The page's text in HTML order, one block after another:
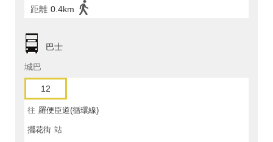
距離 0.4km
巴士
城巴
12
往 羅便臣道(循環線)
擺花街 站